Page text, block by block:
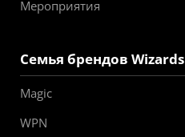
Мероприятия
Семья брендов Wizards
Magic
WPN